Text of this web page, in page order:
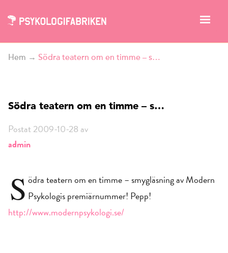
Hem → Södra teatern om en timme – s…
Södra teatern om en timme – s…
Postat 2009-10-28 av
admin
S ödra teatern om en timme – smygläsning av Modern
Psykologis premiärnummer! Pepp!
http://www.modernpsykologi.se/